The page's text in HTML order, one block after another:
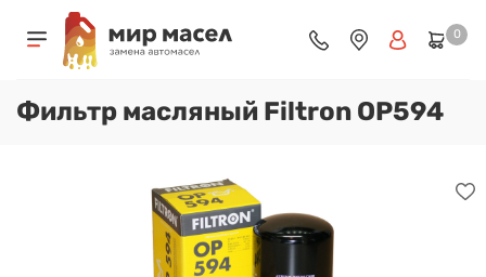
0
Фильтр масляный Filtron OP594